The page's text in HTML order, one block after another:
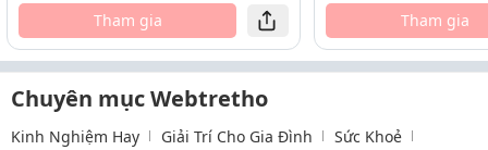
Tham gia Tham gia
Chuyên mục Webtretho
Kinh Nghiệm Hay Giải Trí Cho Gia Đình Sức Khoẻ